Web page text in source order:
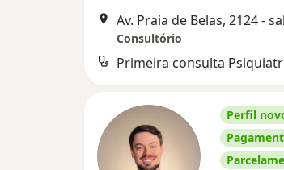
Consultório
Primeira consulta
Perfil